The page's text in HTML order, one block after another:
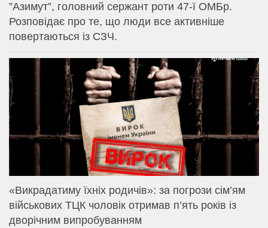
⁨”Азимут”, головний сержант роти 47-ї ОМБр.
Розповідає про те, що люди все активніше
повертаються із СЗЧ.
«Викрадатиму їхніх родичів»: за погрози сім’ям
військових ТЦК чоловік отримав п’ять років із
дворічним випробуванням